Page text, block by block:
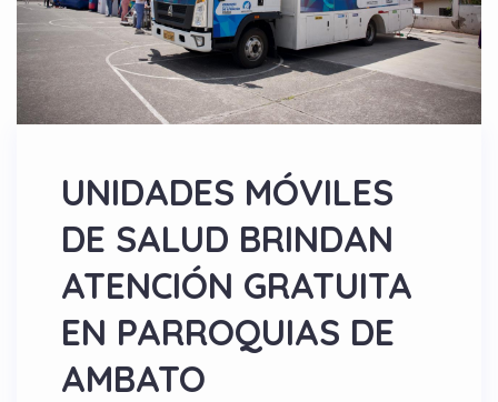
UNIDADES MÓVILES
DE SALUD BRINDAN
ATENCIÓN GRATUITA
EN PARROQUIAS DE
AMBATO